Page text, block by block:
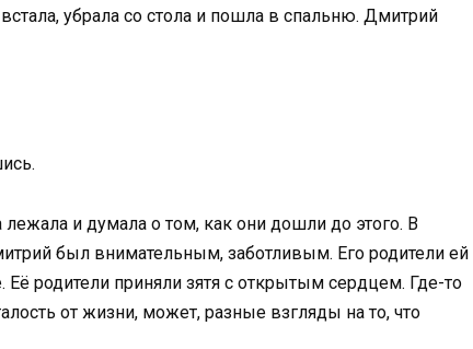
убрала со стола и пошла в спальню. Дмитрий
и думала о том, как они дошли до этого. В
был внимательным, заботливым. Его родители ей
родители приняли зятя с открытым сердцем. Где-то
от жизни, может, разные взгляды на то, что